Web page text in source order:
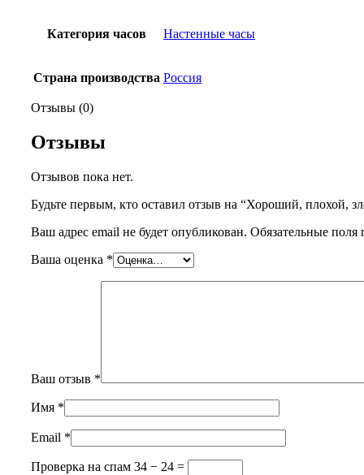
Категория часов Настенные часы
Страна производства Россия
Отзывы (0)
Отзывы
Отзывов пока нет.
Будьте первым, кто оставил отзыв на “Хороший, плохой,
Ваш адрес email не будет опубликован. Обязательные
Ваша оценка *
Ваш отзыв *
Имя *
Email *
Проверка на спам 34 − 24 =